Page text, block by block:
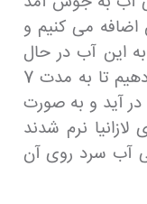
می کنیم و
این آب در حال
جوش اضافه می کنیم و اجازه می دهیم تا به مدت 7
در آید و به صورت
نرم شدند
آب سرد روی آن